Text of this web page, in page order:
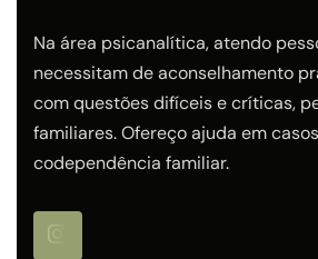
Na área psicanalítica, atendo
necessitam de aconselhamento
com questões difíceis e críticas,
familiares. Ofereço ajuda em
codependência familiar.